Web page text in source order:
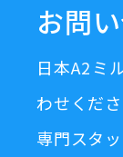
お問
日本A2ミ
わせくださ
専門スタ